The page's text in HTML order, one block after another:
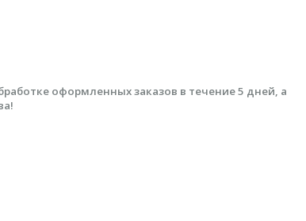
оформленных заказов в течение 5 дней, а